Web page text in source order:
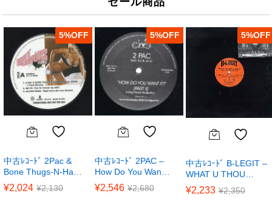
5%
中古ﾚｺｰﾄﾞ 2Pac &
Bone Thugs-N-Ha…
¥2,024 ¥2,130
5%
中古ﾚｺｰﾄﾞ 2PAC –
How Do You Wan…
¥2,546 ¥2,680
5%
中古ﾚｺｰﾄﾞ B-LEGIT –
WHAT U THOU…
¥2,233 ¥2,350